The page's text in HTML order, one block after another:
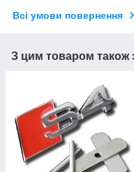
Всі умови повернення
З цим товаром також